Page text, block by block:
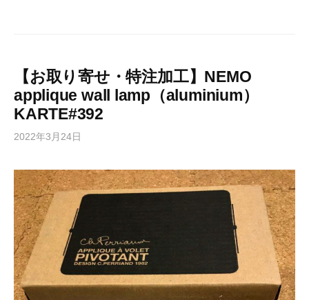
【お取り寄せ・特注加工】NEMO
applique wall lamp（aluminium）
KARTE#392
2022年3月24日